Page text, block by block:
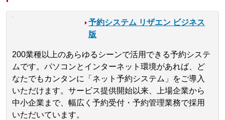
予約システム リザエン ビジネス
版
200業種以上のあらゆるシーンで活⽤できる予約システ
ムです。パソコンとインターネット環境があれば、ど
なたでもカンタンに「ネット予約システム」をご導入
いただけます。サービス提供開始以来、上場企業から
中⼩企業まで、幅広く予約受付・予約管理業務で採用
いただいています。